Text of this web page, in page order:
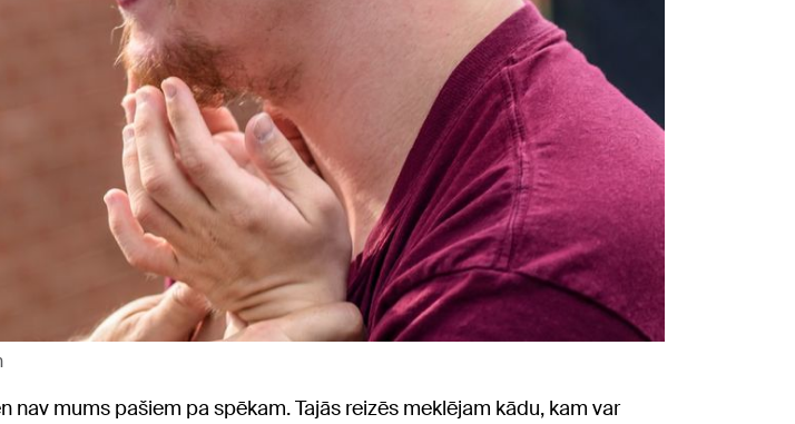
mums pašiem pa spēkam. Tajās reizēs meklējam kādu, kam var